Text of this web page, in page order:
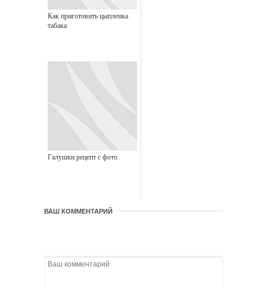
Как приготовить цыпленка
табака
Галушки рецепт с фото
ВАШ КОММЕНТАРИЙ